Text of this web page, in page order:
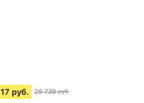
руб. 29 739 руб.